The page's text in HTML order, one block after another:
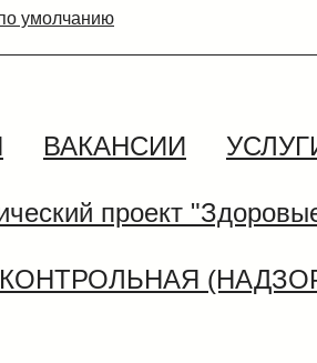
умолчанию
ВАКАНСИИ
проект
КОНТРОЛЬНАЯ